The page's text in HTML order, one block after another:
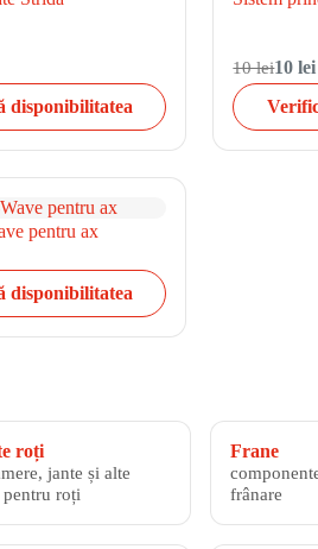
disponibilitatea
10 lei10 lei
pentru ax
disponibilitatea
roți
jante și alte
roți
Frane
frânare